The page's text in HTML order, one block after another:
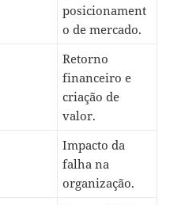
posicionament
o de mercado.
Retorno
financeiro e
criação de
valor.
Impacto da
falha na
organização.